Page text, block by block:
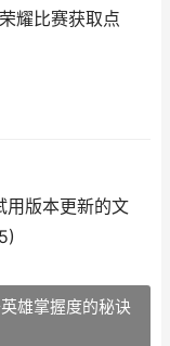
耀比赛获取点
用版本更新的文
雄掌握度的秘诀